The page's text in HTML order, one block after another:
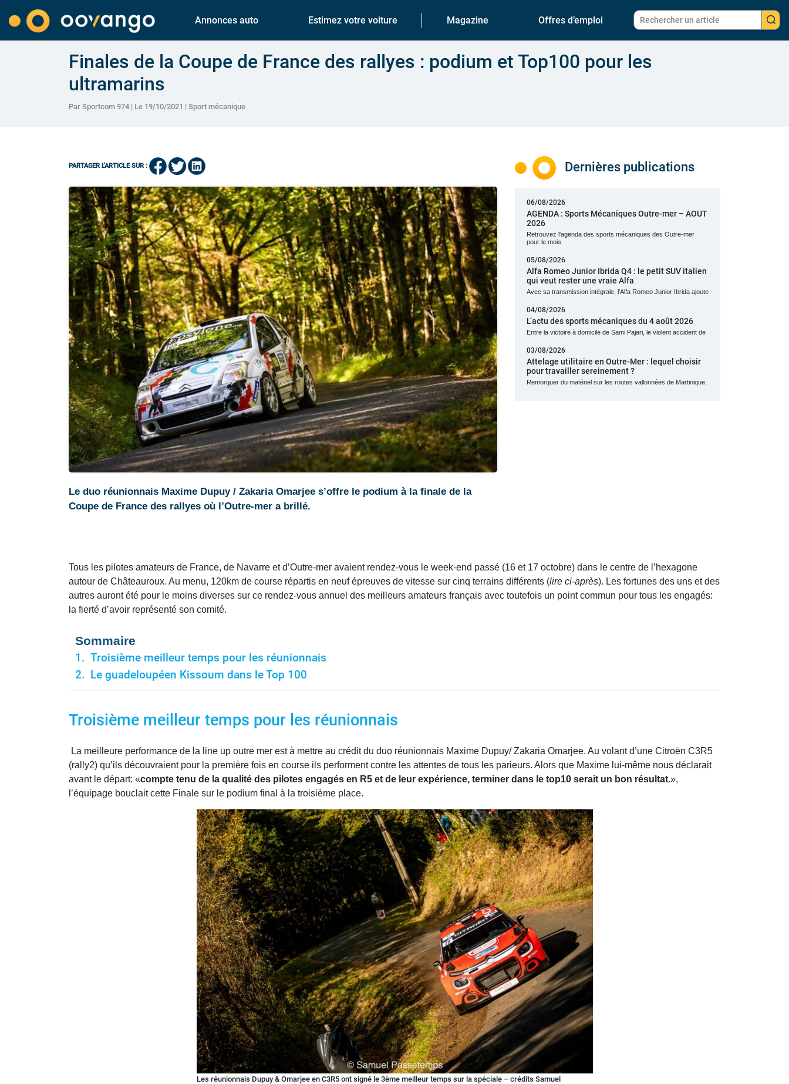
Annonces auto Estimez votre voiture Magazine Offres d’emploi
Finales de la Coupe de France des rallyes : podium et Top100 pour les
ultramarins
Par Sportcom 974 | Le 19/10/2021 | Sport mécanique
PARTAGER L'ARTICLE SUR :
Le duo réunionnais Maxime Dupuy / Zakaria Omarjee s’offre le podium à la finale de la
Coupe de France des rallyes où l’Outre-mer a brillé.
Dernières publications
06/08/2026
AGENDA : Sports Mécaniques Outre-mer – AOUT
2026
Retrouvez l'agenda des sports mécaniques des Outre-mer
pour le mois
05/08/2026
Alfa Romeo Junior Ibrida Q4 : le petit SUV italien
qui veut rester une vraie Alfa
Avec sa transmission intégrale, l’Alfa Romeo Junior Ibrida ajoute
04/08/2026
L’actu des sports mécaniques du 4 août 2026
Entre la victoire à domicile de Sami Pajari, le violent accident de
03/08/2026
Attelage utilitaire en Outre-Mer : lequel choisir
pour travailler sereinement ?
Remorquer du matériel sur les routes vallonnées de Martinique,
Tous les pilotes amateurs de France, de Navarre et d’Outre-mer avaient rendez-vous le week-end passé (16 et 17 octobre) dans le centre de l’hexagone
autour de Châteauroux. Au menu, 120km de course répartis en neuf épreuves de vitesse sur cinq terrains différents (lire ci-après). Les fortunes des uns et des
autres auront été pour le moins diverses sur ce rendez-vous annuel des meilleurs amateurs français avec toutefois un point commun pour tous les engagés:
la fierté d’avoir représenté son comité.
Sommaire
Troisième meilleur temps pour les réunionnais
Le guadeloupéen Kissoum dans le Top 100
Troisième meilleur temps pour les réunionnais
La meilleure performance de la line up outre mer est à mettre au crédit du duo réunionnais Maxime Dupuy/ Zakaria Omarjee. Au volant d’une Citroën C3R5
(rally2) qu’ils découvraient pour la première fois en course ils performent contre les attentes de tous les parieurs. Alors que Maxime lui-même nous déclarait
avant le départ: «compte tenu de la qualité des pilotes engagés en R5 et de leur expérience, terminer dans le top10 serait un bon résultat.»,
l’équipage bouclait cette Finale sur le podium final à la troisième place.
Les réunionnais Dupuy & Omarjee en C3R5 ont signé le 3ème meilleur temps sur la spéciale – crédits Samuel